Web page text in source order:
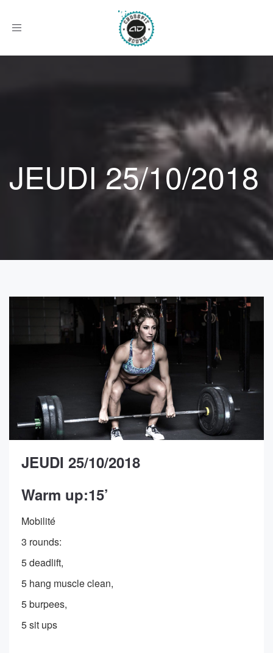
Afficher
JEUDI 25/10/2018
JEUDI 25/10/2018
Warm up:15’
Mobilité
3 rounds:
5 deadlift,
5 hang muscle clean,
5 burpees,
5 sit ups